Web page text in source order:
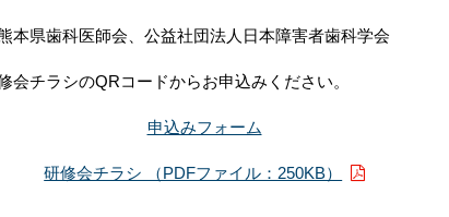
熊本県歯科医師会、公益社団法人日本障害者歯科学会
会チラシのQRコードからお申込みください。
申込みフォーム
研修会チラシ （PDFファイル：250KB）